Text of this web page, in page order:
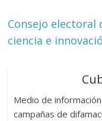
Consejo electoral
ciencia e
Medio de
campañas de